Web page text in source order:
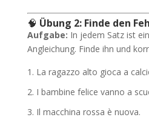
🧠 Übung 2: Finde den
Aufgabe: In jedem Satz ist
Angleichung. Finde ihn und
La ragazzo alto gioca a
I bambine felice vanno a
Il macchina rossa è nuova.